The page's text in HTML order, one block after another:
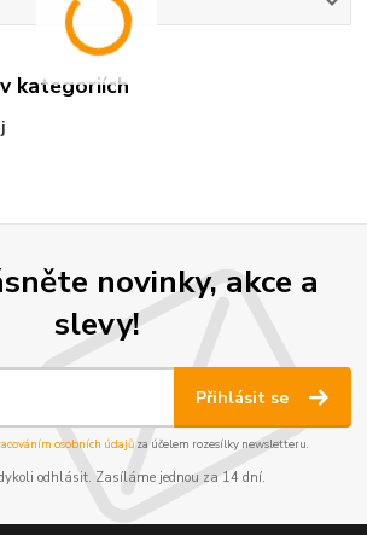
kategoriích
novinky, akce a
slevy!
Přihlásit se
osobních údajůza účelem rozesílky newsletteru.
odhlásit. Zasíláme jednou za 14 dní.